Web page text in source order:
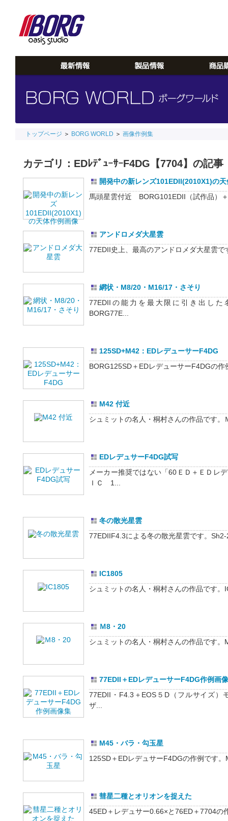
トップページ ＞ BORG WORLD ＞ 画像作例集
カテゴリ：EDﾚﾃﾞｭｰｻｰF4DG【7704】の記事
開発中の新レンズ101EDII(2010X1)の
馬頭星雲付近 BORG101EDII（試作品）
アンドロメダ大星雲
77EDII史上、最高のアンドロメダ大星雲
網状・M8/20・M16/17・さそり
77EDIIの能力を最大限に引き出し
BORG77E...
125SD+M42：EDレデューサーF4DG
BORG125SD＋EDレデューサーF4DGの
M42 付近
シュミットの名人・桐村さんの作品です
EDレデュサーF4DG試写
メーカー推奨ではない「60ＥＤ＋ＥＤレ
ＩＣ 1...
冬の散光星雲
77EDIIF4.3による冬の散光星雲です。
IC1805
シュミットの名人・桐村さんの作品です
Ｍ8・20
シュミットの名人・桐村さんの作品です
77EDII＋EDレデューサーF4DG作例画
77EDII・F4.3＋EOS５D（フルサイズ）
ザ...
M45・バラ・勾玉星
125SD＋EDレデュサーF4DGの作例です
彗星二種とオリオンを捉えた
45ED＋レデュサー0.66×と76ED＋7704の